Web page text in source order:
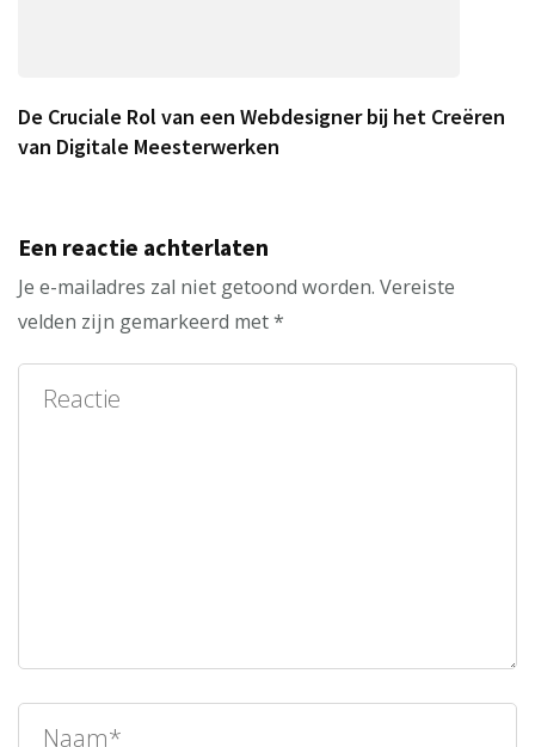
De Cruciale Rol van een Webdesigner bij het Creëren
van Digitale Meesterwerken
Een reactie achterlaten
Je e-mailadres zal niet getoond worden. Vereiste
velden zijn gemarkeerd met*